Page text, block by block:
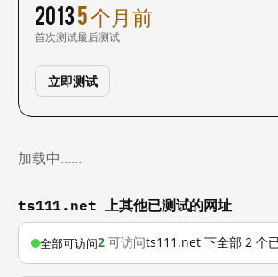
2013
首次测试
5 个月前
最后测试
立即测试
加载中……
ts111.net 上其他已测试的网址
全部可访问2 可访问ts111.net 下全部 2 个